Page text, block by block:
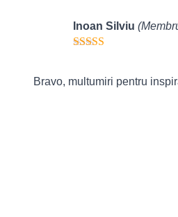
Inoan Silviu
Bravo, multumiri pentru